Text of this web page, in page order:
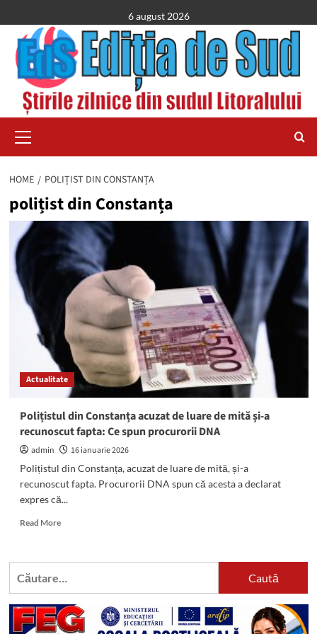
to
content
6 august 2026
Menu
HOME POLIȚIST DIN CONSTANȚA
polițist din Constanța
Actualitate
Polițistul din Constanța acuzat de luare de mită și-a
recunoscut fapta: Ce spun procurorii DNA
admin
16 ianuarie 2026
Polițistul din Constanța, acuzat de luare de mită, și-a
recunoscut fapta. Procurorii DNA spun că acesta a declarat
expres că...
Read MoreRead
Polițistul
de
luare
Caută